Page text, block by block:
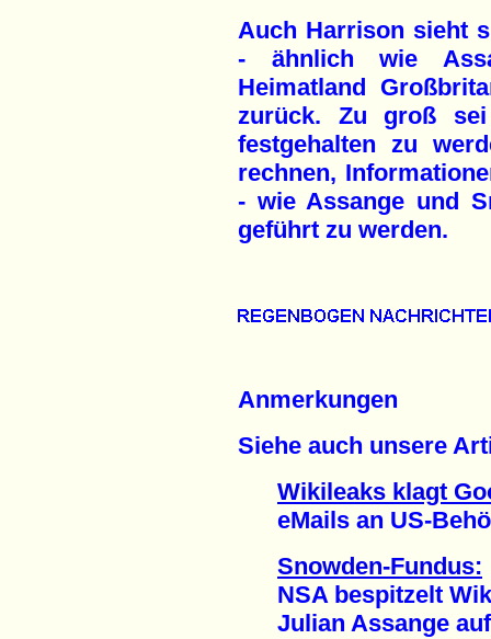
Auch Harrison sieht
- ähnlich wie
Heimatland
zurück. Zu groß
festgehalten zu
rechnen,
- wie Assange und
geführt zu werden.
Anmerkungen
Siehe auch unsere
Wikileaks klagt
eMails an US-
Snowden-Fundus:
NSA bespitzelt
Julian Assange auf